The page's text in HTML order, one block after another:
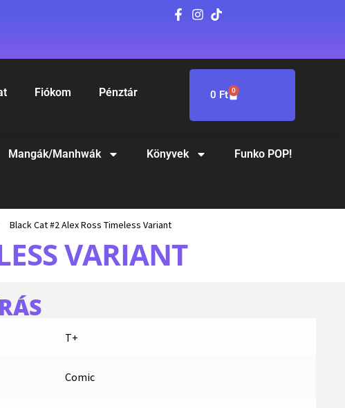
Fiókom Pénztár 0 Ft 0
Mangák/Manhwák Könyvek Funko POP!
Black Cat #2 Alex Ross Timeless Variant
VARIANT
T+
Comic